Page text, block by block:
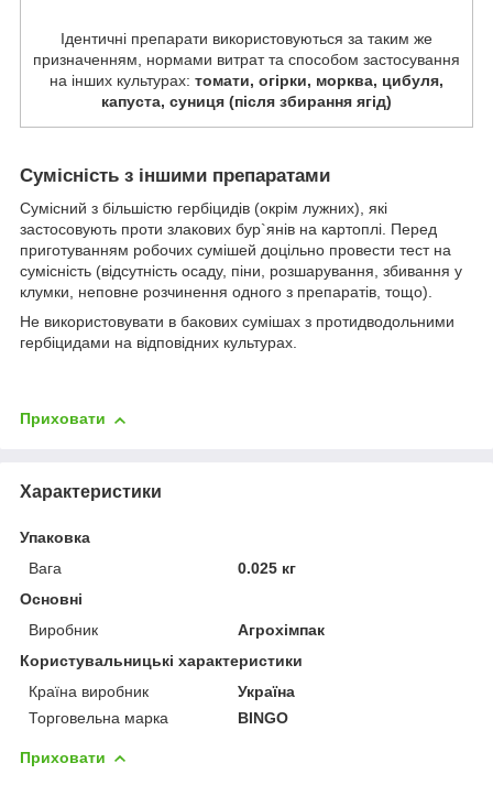
Ідентичні препарати використовуються за таким же
призначенням, нормами витрат та способом застосування
на інших культурах: томати, огірки, морква, цибуля,
капуста, суниця (після збирання ягід)
Сумісність з іншими препаратами
Сумісний з більшістю гербіцидів (окрім лужних), які
застосовують проти злакових бур`янів на картоплі. Перед
приготуванням робочих сумішей доцільно провести тест на
сумісність (відсутність осаду, піни, розшарування, збивання у
клумки, неповне розчинення одного з препаратів, тощо).
Не використовувати в бакових сумішах з протидводольними
гербіцидами на відповідних культурах.
Приховати
Характеристики
Упаковка
Вага
0.025 кг
Основні
Виробник
Агрохімпак
Користувальницькі характеристики
Країна виробник
Україна
Торговельна марка
BINGO
Приховати